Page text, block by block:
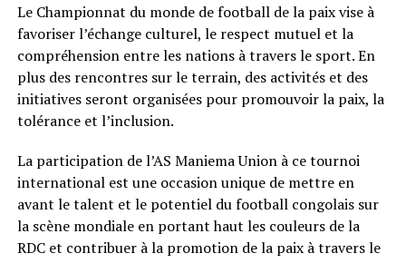
Le Championnat du monde de football de la paix vise à
favoriser l’échange culturel, le respect mutuel et la
compréhension entre les nations à travers le sport. En
plus des rencontres sur le terrain, des activités et des
initiatives seront organisées pour promouvoir la paix, la
tolérance et l’inclusion.
La participation de l’AS Maniema Union à ce tournoi
international est une occasion unique de mettre en
avant le talent et le potentiel du football congolais sur
la scène mondiale en portant haut les couleurs de la
RDC et contribuer à la promotion de la paix à travers le